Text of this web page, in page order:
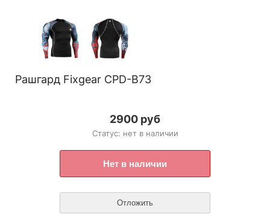
Рашгард Fixgear CPD-B73
2900 руб
Статус: нет в наличии